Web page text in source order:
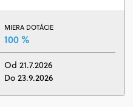
MIERA DOTÁCIE
100 %
Od 21.7.2026
Do 23.9.2026